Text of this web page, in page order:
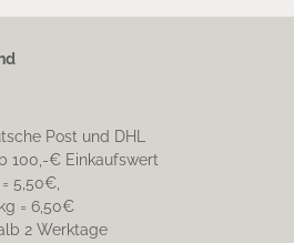
Post und DHL
100,-€ Einkaufswert
5,50€,
= 6,50€
2 Werktage